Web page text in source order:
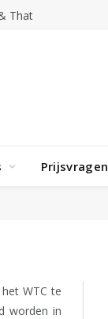
That
Prijsvragen
WTC te
worden in